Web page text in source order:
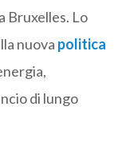
Bruxelles. Lo
nuova politica
di lungo